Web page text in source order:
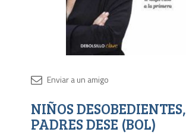
NIÑOS DESOBEDIENTES,
PADRES DESE (BOL)